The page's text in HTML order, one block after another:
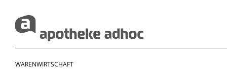
WARENWIRTSCHAFT